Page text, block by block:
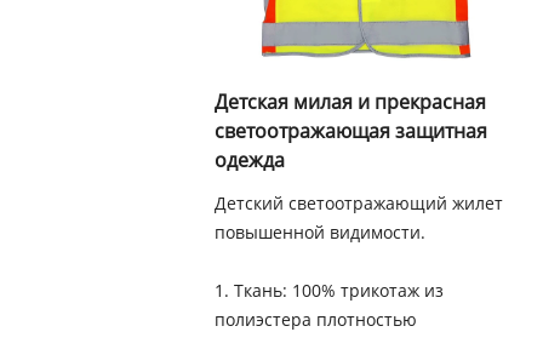
Детская милая и прекрасная
светоотражающая защитная
одежда
Детский светоотражающий жилет
повышенной видимости.
1. Ткань: 100% трикотаж из
полиэстера плотностью